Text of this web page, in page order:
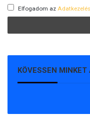
Elfogadom az
KÖVESSEN MINKET